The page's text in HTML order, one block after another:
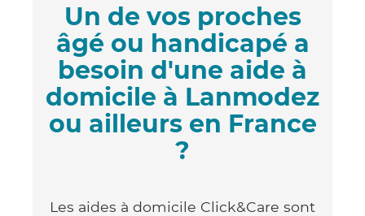
Un de vos proches
âgé ou handicapé a
besoin d'une aide à
domicile à Lanmodez
ou ailleurs en France
?
Les aides à domicile Click&Care sont